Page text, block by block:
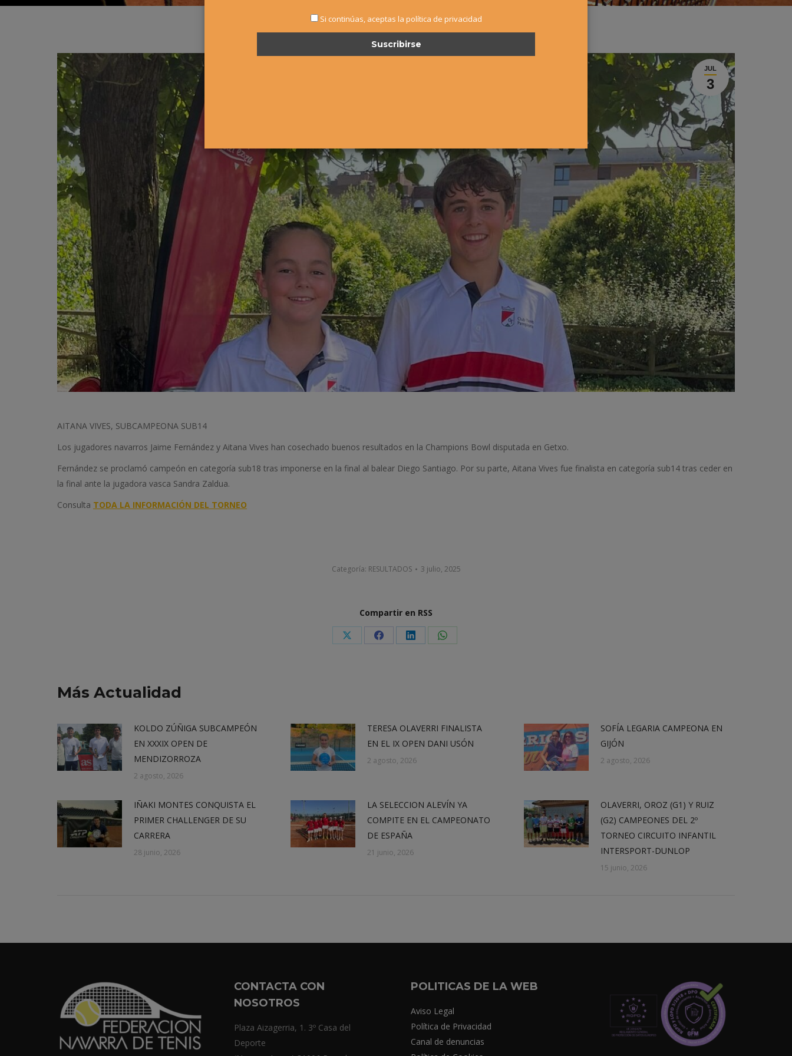
JUL
3
AITANA VIVES, SUBCAMPEONA SUB14
Los jugadores navarros Jaime Fernández y Aitana Vives han cosechado buenos resultados en la Champions Bowl disputada en Getxo.
Fernández se proclamó campeón en categoría sub18 tras imponerse en la final al balear Diego Santiago. Por su parte, Aitana Vives fue finalista en categoría sub14 tras ceder en
la final ante la jugadora vasca Sandra Zaldua.
Consulta TODA LA INFORMACIÓN DEL TORNEO
Categoría: RESULTADOS 3 julio, 2025
Compartir en RSS
Share Share Share Share
Más Actualidad
KOLDO ZÚÑIGA SUBCAMPEÓN
EN XXXIX OPEN DE
MENDIZORROZA
2 agosto, 2026
TERESA OLAVERRI FINALISTA
EN EL IX OPEN DANI USÓN
2 agosto, 2026
SOFÍA LEGARIA CAMPEONA EN
GIJÓN
2 agosto, 2026
IÑAKI MONTES CONQUISTA EL
PRIMER CHALLENGER DE SU
CARRERA
28 junio, 2026
LA SELECCION ALEVÍN YA
COMPITE EN EL CAMPEONATO
DE ESPAÑA
21 junio, 2026
OLAVERRI, OROZ (G1) Y RUIZ
(G2) CAMPEONES DEL 2º
TORNEO CIRCUITO INFANTIL
INTERSPORT-DUNLOP
15 junio, 2026
CONTACTA CON
NOSOTROS
Plaza Aizagerria, 1. 3º Casa del
Deporte
POLITICAS DE LA WEB
Aviso Legal
Política de Privacidad
Canal de denuncias
Si continúas, aceptas la política de privacidad